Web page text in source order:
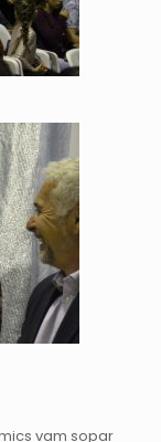
vam sopar